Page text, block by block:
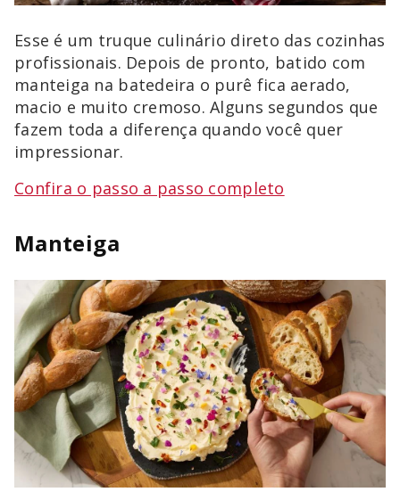
Esse é um truque culinário direto das cozinhas
profissionais. Depois de pronto, batido com
manteiga na batedeira o purê fica aerado,
macio e muito cremoso. Alguns segundos que
fazem toda a diferença quando você quer
impressionar.
Confira o passo a passo completo
Manteiga